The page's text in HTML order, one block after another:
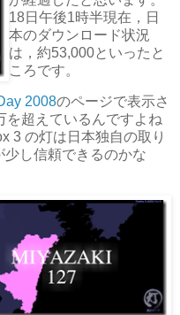
18日午後1時半現在，日
本のダウンロード状況
は，約53,000といったと
ころです。
2008のページで表示さ
を超えているんですよね
3 の灯は日本独自の取り
し信頼できるのかな